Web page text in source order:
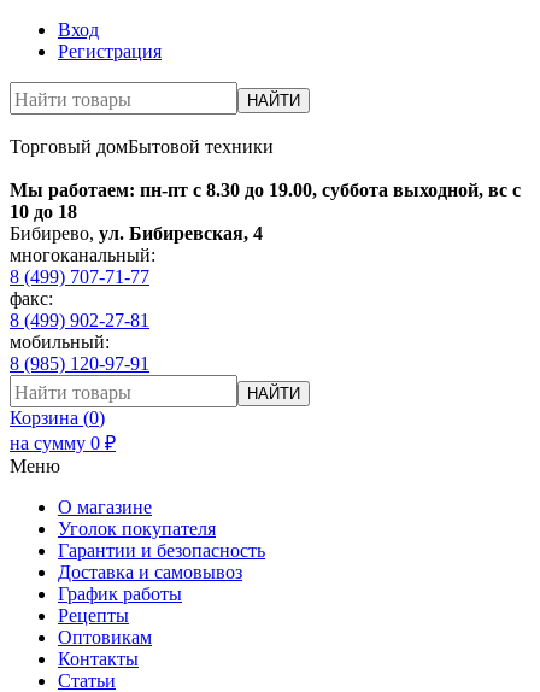
Вход
Регистрация
НАЙТИ
Торговый домБытовой техники
Мы работаем: пн-пт с 8.30 до 19.00, суббота выходной, вс с
10 до 18
Бибирево, ул. Бибиревская, 4
многоканальный:
8 (499) 707-71-77
факс:
8 (499) 902-27-81
мобильный:
8 (985) 120-97-91
НАЙТИ
Корзина (0)
на сумму 0 ₽
Меню
О магазине
Уголок покупателя
Гарантии и безопасность
Доставка и самовывоз
График работы
Рецепты
Оптовикам
Контакты
Статьи